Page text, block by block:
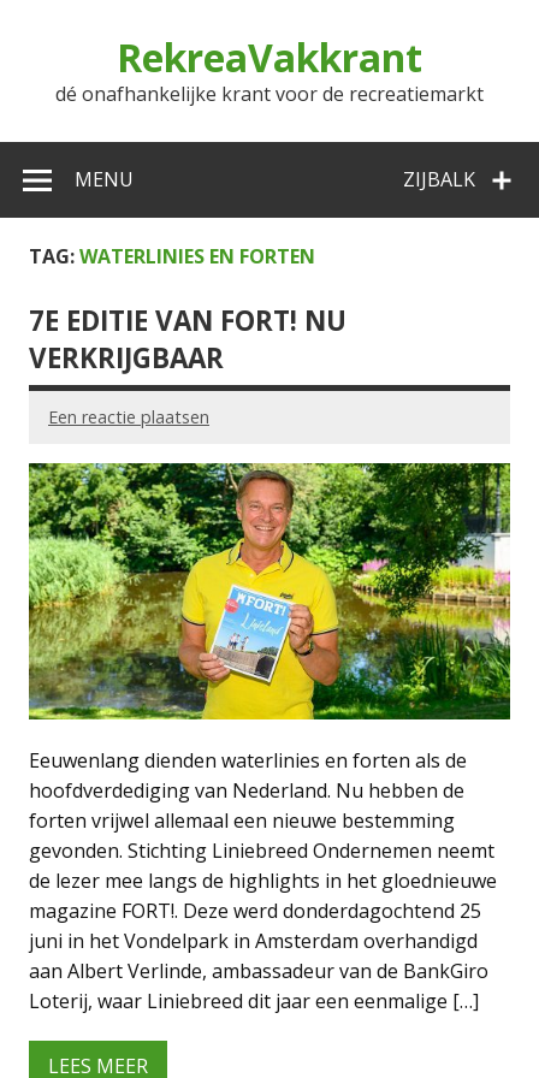
RekreaVakkrant
dé onafhankelijke krant voor de recreatiemarkt
ZIJBALK
MENU
TAG:WATERLINIES EN FORTEN
7E EDITIE VAN FORT! NU
VERKRIJGBAAR
Een reactie plaatsen
Eeuwenlang dienden waterlinies en forten als de
hoofdverdediging van Nederland. Nu hebben de
forten vrijwel allemaal een nieuwe bestemming
gevonden. Stichting Liniebreed Ondernemen neemt
de lezer mee langs de highlights in het gloednieuwe
magazine FORT!. Deze werd donderdagochtend 25
juni in het Vondelpark in Amsterdam overhandigd
aan Albert Verlinde, ambassadeur van de BankGiro
Loterij, waar Liniebreed dit jaar een eenmalige […]
LEES MEER